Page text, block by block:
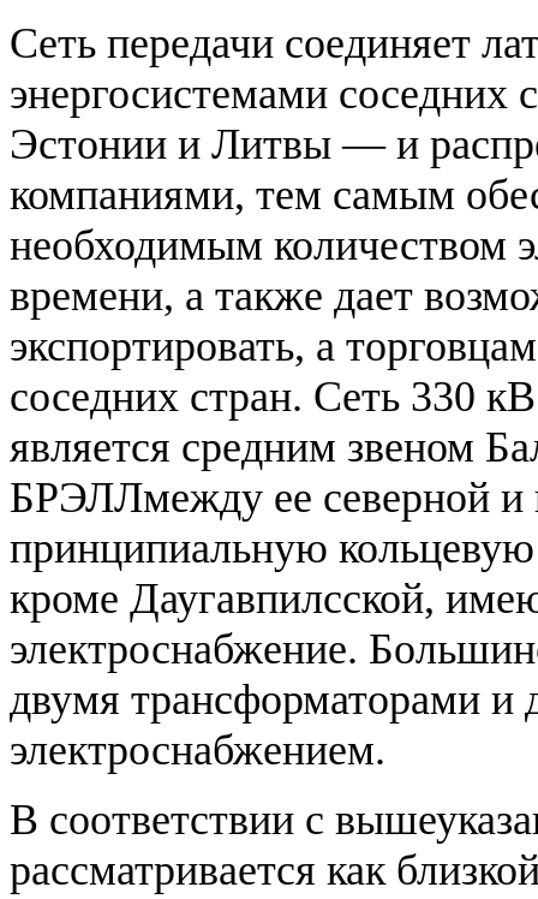
Сеть передачи соединяет
энергосистемами
Эстонии и Литвы — и
компаниями, тем самым
необходимым количеством
времени, а также дает
экспортировать, а
соседних стран. Сеть 330
является средним звеном
БРЭЛЛмежду ее северной
принципиальную
кроме Даугавпилсской,
электроснабжение.
двумя трансформаторами и
электроснабжением.
В соответствии с
рассматривается как